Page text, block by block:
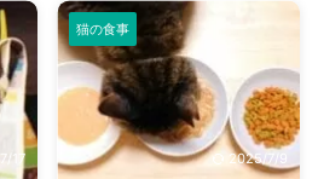
な
し
と
も
は猫にというのが必然です。 し
かし、意外にも猫のご飯をほしが
る犬は多いもの。使われている素
材の大半は似ているため、同じに
しても良いのでは？という考えも
あるでしょう。 ですが実際に
は、それぞれに必要な食事を見極
17
猫の食事
2025/7/9